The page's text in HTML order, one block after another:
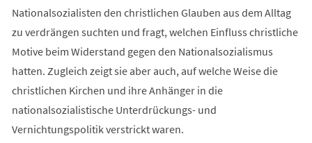
Nationalsozialisten den christlichen Glauben aus dem Alltag
zu verdrängen suchten und fragt, welchen Einfluss christliche
Motive beim Widerstand gegen den Nationalsozialismus
hatten. Zugleich zeigt sie aber auch, auf welche Weise die
christlichen Kirchen und ihre Anhänger in die
nationalsozialistische Unterdrückungs- und
Vernichtungspolitik verstrickt waren.